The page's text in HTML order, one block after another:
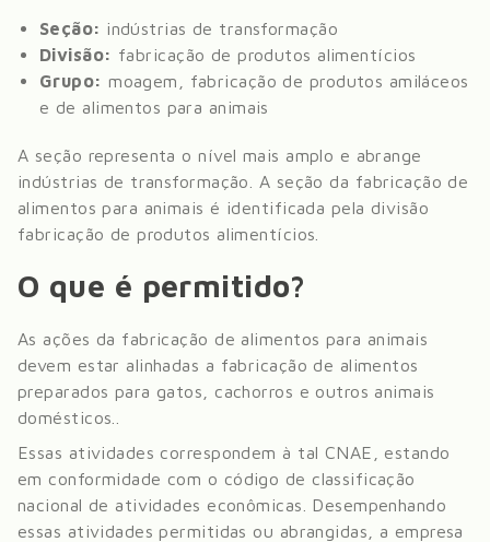
Seção: indústrias de transformação
Divisão: fabricação de produtos alimentícios
Grupo: moagem, fabricação de produtos amiláceos
e de alimentos para animais
A seção representa o nível mais amplo e abrange
indústrias de transformação
. A seção da fabricação de
alimentos para animais é identificada pela divisão
fabricação de produtos alimentícios
O que é permitido?
As ações da fabricação de alimentos para animais
devem estar alinhadas a fabricação de alimentos
preparados para gatos, cachorros e outros animais
domésticos.
Essas atividades correspondem à tal CNAE, estando
em conformidade com o código de classificação
nacional de atividades econômicas. Desempenhando
essas atividades permitidas ou abrangidas, a empresa